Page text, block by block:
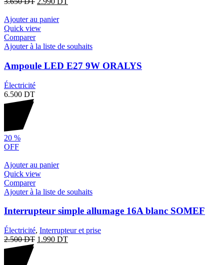
Ajouter au panier
Quick view
Comparer
Ajouter à la liste de souhaits
Ampoule LED E27 9W ORALYS
Électricité
6.500 DT
20 %
OFF
Ajouter au panier
Quick view
Comparer
Ajouter à la liste de souhaits
Interrupteur simple allumage 16A blanc SOMEF
Électricité, Interrupteur et prise
2.500DT 1.990 DT